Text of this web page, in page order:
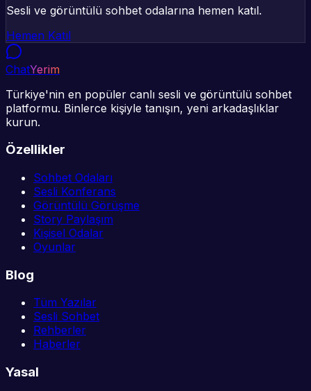
Sesli ve görüntülü sohbet odalarına hemen katıl.
Hemen Katıl
ChatYerim
Türkiye'nin en popüler canlı sesli ve görüntülü sohbet
platformu. Binlerce kişiyle tanışın, yeni arkadaşlıklar
kurun.
Özellikler
Sohbet Odaları
Sesli Konferans
Görüntülü Görüşme
Story Paylaşım
Kişisel Odalar
Oyunlar
Blog
Tüm Yazılar
Sesli Sohbet
Rehberler
Haberler
Yasal